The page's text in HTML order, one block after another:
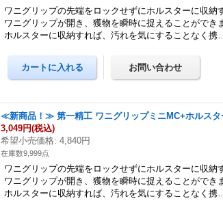
ワニグリップの先端をロックせずにホルスターに収納
ワニグリップが開き、獲物を瞬時に捉えることができ
ホルスターに収納すれば、汚れを気にすることなく携
≪新商品！≫ 第一精工 ワニグリップミニMC+ホルスタ
3,049円(税込)
希望小売価格: 4,840円
在庫数9,999点
ワニグリップの先端をロックせずにホルスターに収納
ワニグリップが開き、獲物を瞬時に捉えることができ
ホルスターに収納すれば、汚れを気にすることなく携